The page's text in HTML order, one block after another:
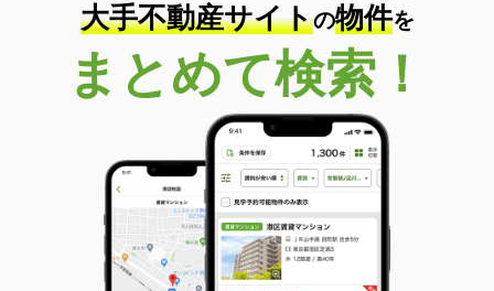
大手不動産サイトの物件を
まとめて検索！